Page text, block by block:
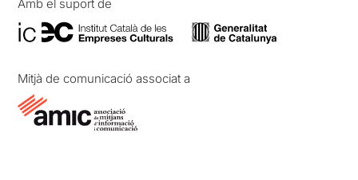
Amb el suport de
Mitjà de comunicació associat a